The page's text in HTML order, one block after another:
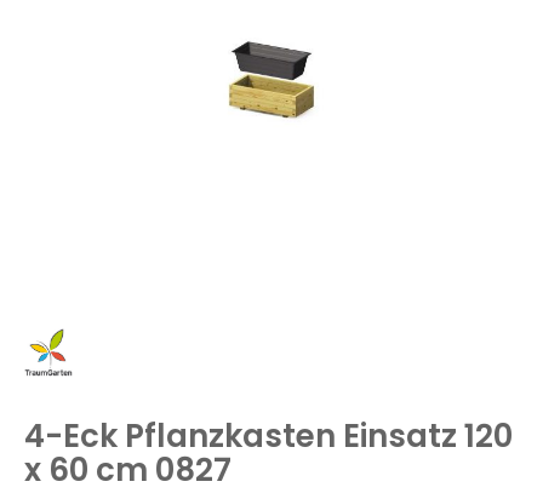
Zum
Anfang
springen
4-Eck Pflanzkasten Einsatz 120
x 60 cm 0827